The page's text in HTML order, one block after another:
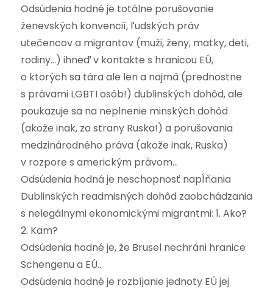
Odsúdenia hodné je totálne porušovanie
ženevských konvencií, ľudských práv
utečencov a migrantov (muži, ženy, matky, deti,
rodiny…) ihneď v kontakte s hranicou EÚ,
o ktorých sa tára ale len a najmä (prednostne
s právami LGBTI osôb!) dublinských dohôd, ale
poukazuje sa na neplnenie minských dohôd
(akože inak, zo strany Ruska!) a porušovania
medzinárodného práva (akože inak, Ruska)
v rozpore s americkým právom…
Odsúdenia hodná je neschopnosť napĺňania
Dublinských readmisných dohôd zaobchádzania
s nelegálnymi ekonomickými migrantmi: 1. Ako?
2. Kam?
Odsúdenia hodné je, že Brusel nechráni hranice
Schengenu a EÚ…
Odsúdenia hodné je rozbíjanie jednoty EÚ jej